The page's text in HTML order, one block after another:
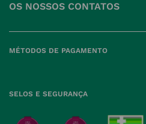
OS NOSSOS CONTATOS
MÉTODOS DE PAGAMENTO
SELOS E SEGURANÇA